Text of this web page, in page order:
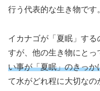
行う代表的な生き物です
イカナゴが「夏眠」す
すが、他の生き物にとっ
い事が「夏眠」のきっか
て水がどれ程に大切なの